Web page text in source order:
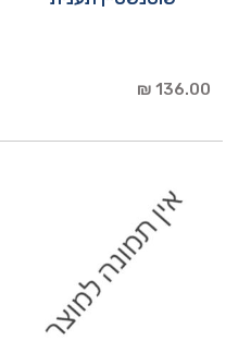
136.00 ₪